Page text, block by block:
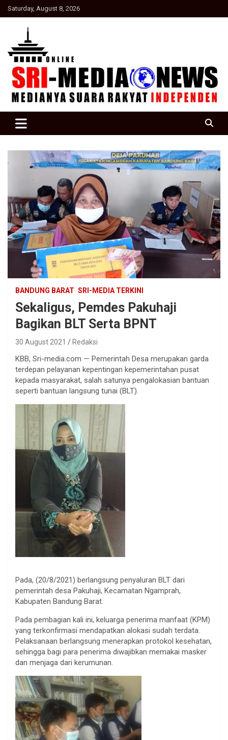
Skip
to
Saturday, August 8, 2026
SRI Media news
BANDUNG BARAT SRI-MEDIA TERKINI
Sekaligus, Pemdes Pakuhaji
Bagikan BLT Serta BPNT
30 August 2021 Redaksi
KBB, Sri-media.com — Pemerintah Desa merupakan garda
terdepan pelayanan kepentingan kepemerintahan pusat
kepada masyarakat, salah satunya pengalokasian bantuan
seperti bantuan langsung tunai (BLT).
Pada, (20/8/2021) berlangsung penyaluran BLT dari
pemerintah desa Pakuhaji, Kecamatan Ngamprah,
Kabupaten Bandung Barat.
Pada pembagian kali ini, keluarga penerima manfaat (KPM)
yang terkonfirmasi mendapatkan alokasi sudah terdata.
Pelaksanaan berlangsung menerapkan protokol kesehatan,
sehingga bagi para penerima diwajibkan memakai masker
dan menjaga dari kerumunan.